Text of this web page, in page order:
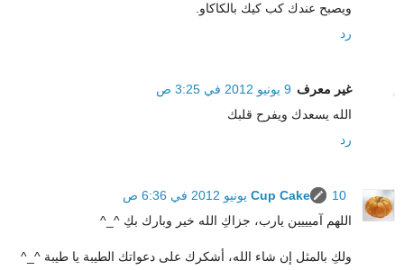
ويصبح عندك كب كيك بالكاكاو.
رد
غير معرف 9 يونيو 2012 في 3:25 ص
الله يسعدك ويفرح قلبك
رد
Cup Cake
10 يونيو 2012 في 6:36 ص
اللهم آميييين يارب، جزاكِ الله خير وبارك بكِ ^_^
ولكِ بالمثل إن شاء الله، أشكرك على دعواتك الطيبة يا طيبة ^_^